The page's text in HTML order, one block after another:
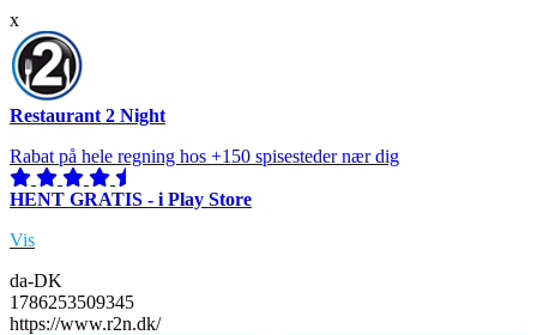
x
Restaurant 2 Night
Rabat på hele regning hos +150 spisesteder nær dig
HENT GRATIS - i Play Store
Vis
da-DK
1786253509345
https://www.r2n.dk/